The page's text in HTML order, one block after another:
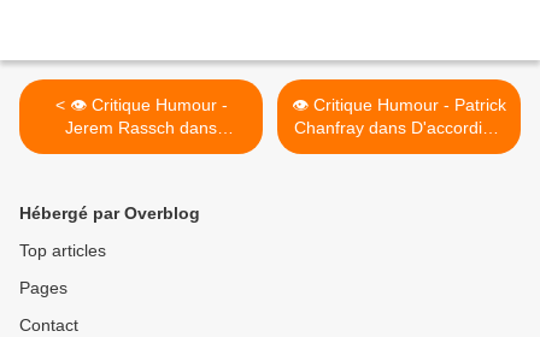
< 👁️ Critique Humour -
Jerem Rassch dans
Pourquoi Pas.
👁️ Critique Humour - Patrick
Chanfray dans D'accordiste
. >
Hébergé par Overblog
Top articles
Pages
Contact